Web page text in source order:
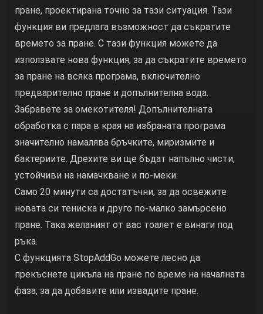
пране, проектирана точно за тази ситуация. Тази
функция ви предлага възможност да съкратите
времето за пране. С тази функция можете да
използвате нова функция, за да съкратите времето
за пране на всяка програма, включително
предварително пране и допълнителна вода.
Забравете за омекотителя! Допълнителната
обработка с пара в края на избраната програма
значително намалява бръчките, миризмите и
бактериите. Дрехите ви ще бъдат напълно чисти,
устойчиви на намачкване и по-меки.
Само 20 минути са достатъчни, за да освежите
новата си тениска и друго по-малко замърсено
пране. Така желаният от вас тоалет е винаги под
ръка.
С функцията StopAddGo можете лесно да
прекъснете цикъла на пране по време на началната
фаза, за да добавите или извадите пране.